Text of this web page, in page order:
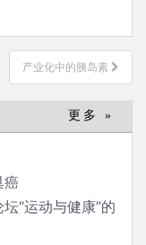
产业化中的胰岛素
更多 »
癌
“运动与健康”的